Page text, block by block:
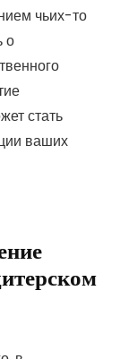
чьих-то
о
стать
ваших